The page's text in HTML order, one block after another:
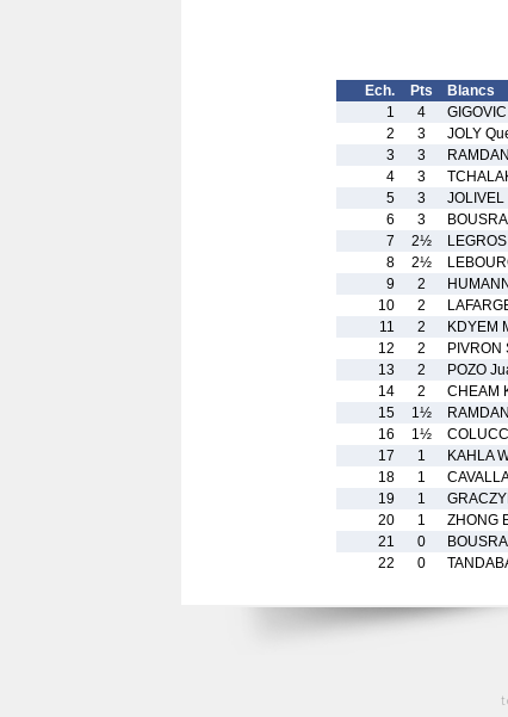
Ech. Pts Blancs
1
4
2
3 JOLY
3
3
4
3
5
3 JOLIVEL
6
3
7
2½
8
2½
9
2
10
2
11
2 KDYEM
12
2 PIVRON
13
2 POZO
14
2 CHEAM
15
1½
16
1½
17
1 KAHLA
18
1
19
1
20
1 ZHONG
21
0
22
0